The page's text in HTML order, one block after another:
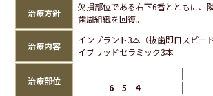
治療方針
欠損部位である右下6番とともに、
歯周組織を回復。
治療内容
インプラント3本（抜歯即日スピー
イブリッドセラミック3本
治療部位
6 5
4